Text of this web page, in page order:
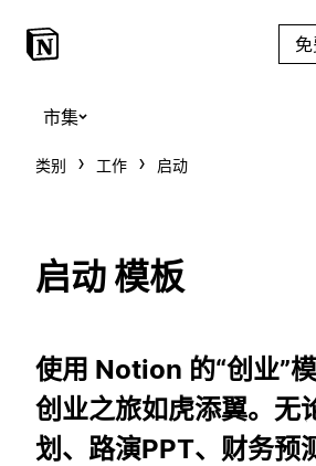
市集
类别 工作 启动
启动 模板
使用 Notion 的“创业”
创业之旅如虎添翼。无
划、路演PPT、财务预